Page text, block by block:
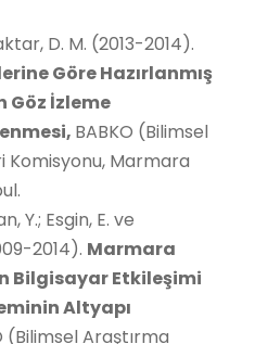
D. M. (2013-2014).
Göre Hazırlanmış
Göz İzleme
, BABKO (Bilimsel
Komisyonu, Marmara
Y.; Esgin, E. ve
2014). Marmara
Bilgisayar Etkileşimi
Altyapı
(Bilimsel Araştırma